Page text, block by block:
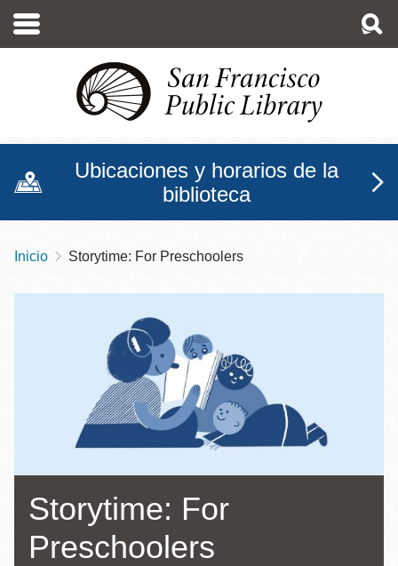
contenido
Ubicaciones y horarios de la
biblioteca
Sobrescribir
enlaces
navegación
Inicio Storytime: For Preschoolers
Storytime: For
Preschoolers